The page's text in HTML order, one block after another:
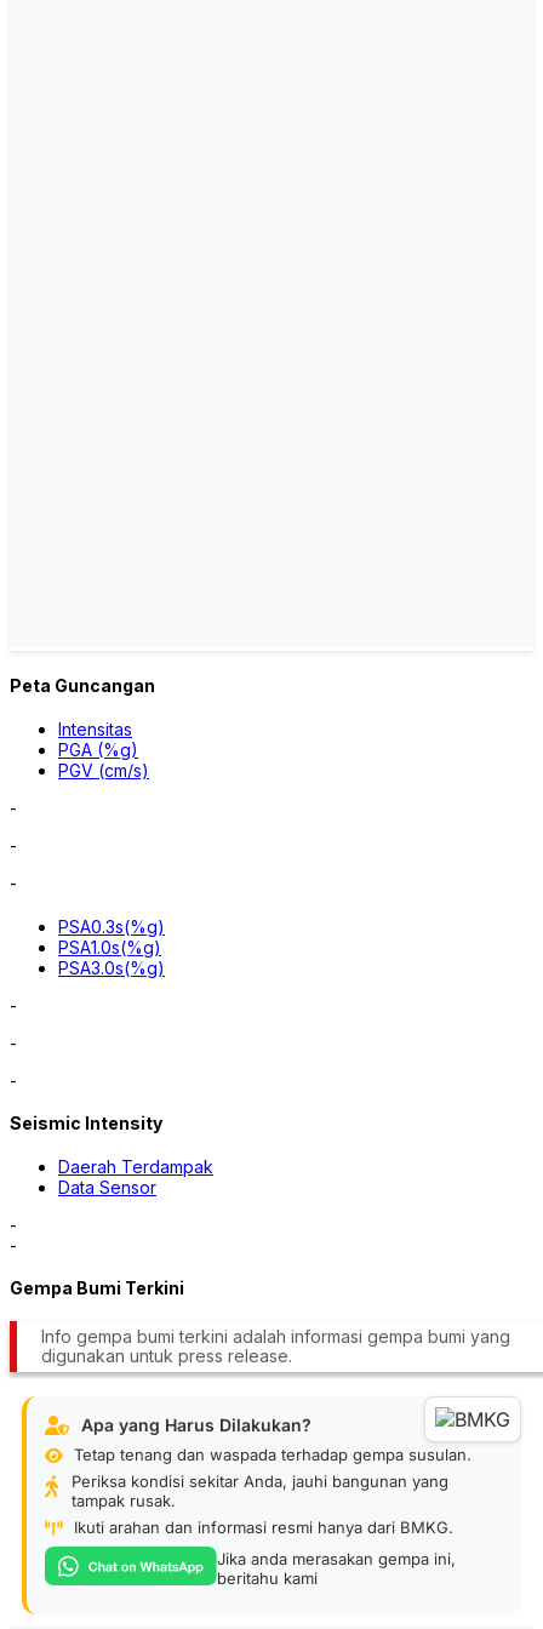
Peta Guncangan
Intensitas
PGA (%g)
PGV (cm/s)
-
-
-
PSA0.3s(%g)
PSA1.0s(%g)
PSA3.0s(%g)
-
-
-
Seismic Intensity
Daerah Terdampak
Data Sensor
-
-
Gempa Bumi Terkini
Info gempa bumi terkini adalah informasi gempa bumi yang
digunakan untuk press release.